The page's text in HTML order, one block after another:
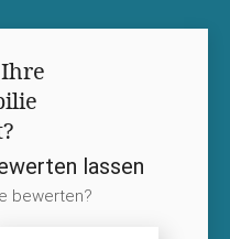
lassen
bewerten?